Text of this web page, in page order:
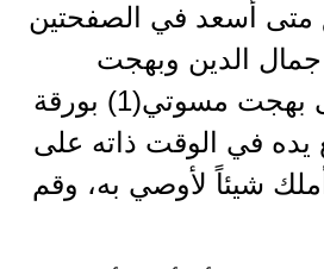
متى أسعد في الصفحتين
جمال الدين وبهجت
مسوتي لاكثر من ساعة، بقصد نزع الاعترافات منه، " أتى بهجت مسوتي(1) بورقة
في الوقت ذاته على
شيئاً لأوصي به، وقم